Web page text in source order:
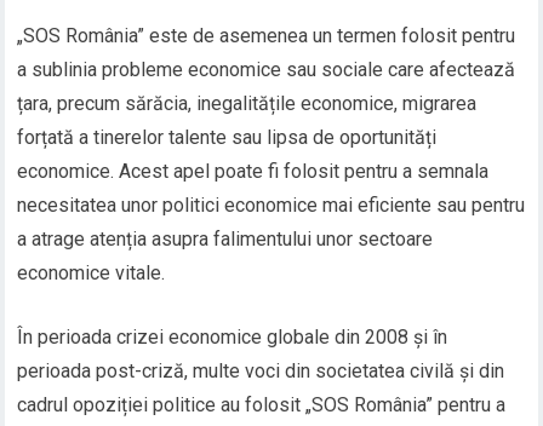
„SOS România” este de asemenea un termen folosit pentru
a sublinia probleme economice sau sociale care afectează
țara, precum sărăcia, inegalitățile economice, migrarea
forțată a tinerelor talente sau lipsa de oportunități
economice. Acest apel poate fi folosit pentru a semnala
necesitatea unor politici economice mai eficiente sau pentru
a atrage atenția asupra falimentului unor sectoare
economice vitale.
În perioada crizei economice globale din 2008 și în
perioada post-criză, multe voci din societatea civilă și din
cadrul opoziției politice au folosit „SOS România” pentru a